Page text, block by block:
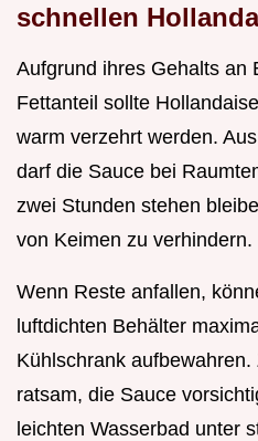
schnellen
Aufgrund ihres Gehalts an
Fettanteil sollte
warm verzehrt werden.
darf die Sauce bei
zwei Stunden stehen
von Keimen zu verhindern.
Wenn Reste anfallen,
luftdichten Behälter
Kühlschrank
ratsam, die Sauce
leichten Wasserbad unter